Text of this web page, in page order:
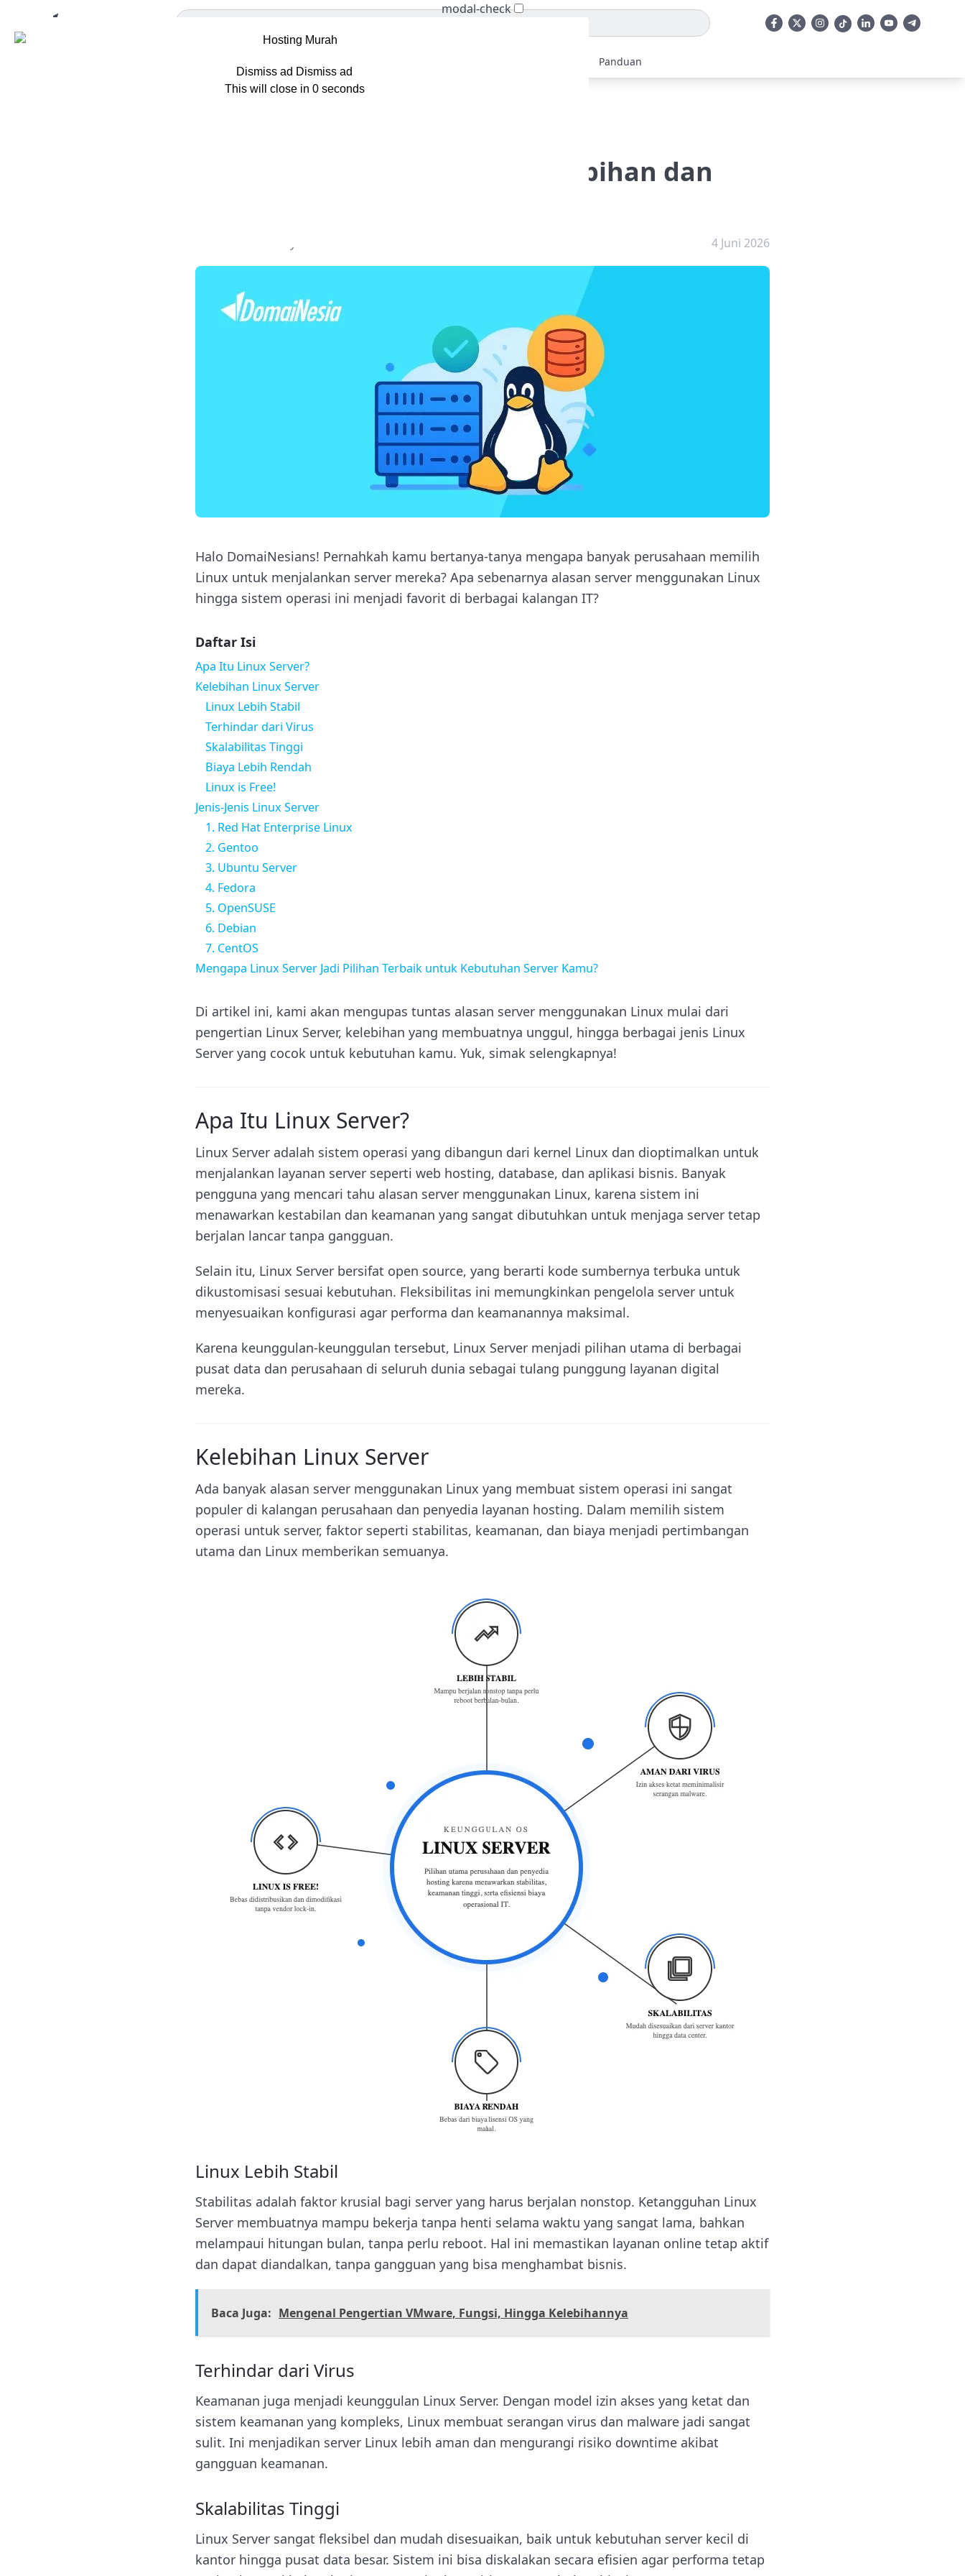
Panduan
Linux Server: Pengertian, Kelebihan dan
4 Juni 2026
Halo DomaiNesians! Pernahkah kamu bertanya-tanya mengapa banyak perusahaan memilih
Linux untuk menjalankan server mereka? Apa sebenarnya alasan server menggunakan Linux
hingga sistem operasi ini menjadi favorit di berbagai kalangan IT?
Daftar Isi
Apa Itu Linux Server?
Kelebihan Linux Server
Linux Lebih Stabil
Terhindar dari Virus
Skalabilitas Tinggi
Biaya Lebih Rendah
Linux is Free!
Jenis-Jenis Linux Server
1. Red Hat Enterprise Linux
2. Gentoo
3. Ubuntu Server
4. Fedora
5. OpenSUSE
6. Debian
7. CentOS
Mengapa Linux Server Jadi Pilihan Terbaik untuk Kebutuhan Server Kamu?
Di artikel ini, kami akan mengupas tuntas alasan server menggunakan Linux mulai dari
pengertian Linux Server, kelebihan yang membuatnya unggul, hingga berbagai jenis Linux
Server yang cocok untuk kebutuhan kamu. Yuk, simak selengkapnya!
Apa Itu Linux Server?
Linux Server adalah sistem operasi yang dibangun dari kernel Linux dan dioptimalkan untuk
menjalankan layanan server seperti web hosting, database, dan aplikasi bisnis. Banyak
pengguna yang mencari tahu alasan server menggunakan Linux, karena sistem ini
menawarkan kestabilan dan keamanan yang sangat dibutuhkan untuk menjaga server tetap
berjalan lancar tanpa gangguan.
Selain itu, Linux Server bersifat open source, yang berarti kode sumbernya terbuka untuk
dikustomisasi sesuai kebutuhan. Fleksibilitas ini memungkinkan pengelola server untuk
menyesuaikan konfigurasi agar performa dan keamanannya maksimal.
Karena keunggulan-keunggulan tersebut, Linux Server menjadi pilihan utama di berbagai
pusat data dan perusahaan di seluruh dunia sebagai tulang punggung layanan digital
mereka.
Kelebihan Linux Server
Ada banyak alasan server menggunakan Linux yang membuat sistem operasi ini sangat
populer di kalangan perusahaan dan penyedia layanan hosting. Dalam memilih sistem
operasi untuk server, faktor seperti stabilitas, keamanan, dan biaya menjadi pertimbangan
utama dan Linux memberikan semuanya.
Linux Lebih Stabil
Stabilitas adalah faktor krusial bagi server yang harus berjalan nonstop. Ketangguhan Linux
Server membuatnya mampu bekerja tanpa henti selama waktu yang sangat lama, bahkan
melampaui hitungan bulan, tanpa perlu reboot. Hal ini memastikan layanan online tetap aktif
dan dapat diandalkan, tanpa gangguan yang bisa menghambat bisnis.
Baca Juga: Mengenal Pengertian VMware, Fungsi, Hingga Kelebihannya
Terhindar dari Virus
Keamanan juga menjadi keunggulan Linux Server. Dengan model izin akses yang ketat dan
sistem keamanan yang kompleks, Linux membuat serangan virus dan malware jadi sangat
sulit. Ini menjadikan server Linux lebih aman dan mengurangi risiko downtime akibat
gangguan keamanan.
Skalabilitas Tinggi
Linux Server sangat fleksibel dan mudah disesuaikan, baik untuk kebutuhan server kecil di
kantor hingga pusat data besar. Sistem ini bisa diskalakan secara efisien agar performa tetap
modal-check
Dismiss ad Dismiss ad
This will close in 0seconds